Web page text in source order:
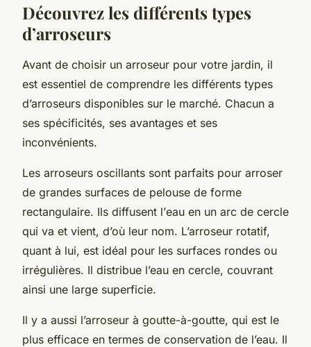
Découvrez les différents types
d’arroseurs
Avant de choisir un arroseur pour votre jardin, il
est essentiel de comprendre les différents types
d’arroseurs disponibles sur le marché. Chacun a
ses spécificités, ses avantages et ses
inconvénients.
Les arroseurs oscillants sont parfaits pour arroser
de grandes surfaces de pelouse de forme
rectangulaire. Ils diffusent l’eau en un arc de cercle
qui va et vient, d’où leur nom. L’arroseur rotatif,
quant à lui, est idéal pour les surfaces rondes ou
irrégulières. Il distribue l’eau en cercle, couvrant
ainsi une large superficie.
Il y a aussi l’arroseur à goutte-à-goutte, qui est le
plus efficace en termes de conservation de l’eau. Il